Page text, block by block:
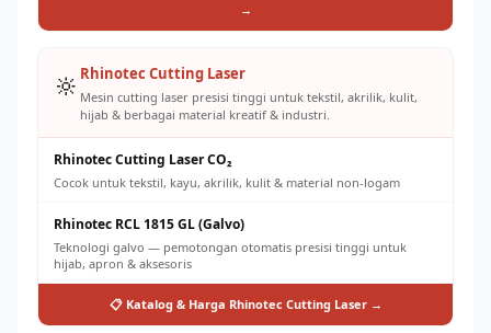
→
🔆 Rhinotec Cutting Laser
Mesin cutting laser presisi tinggi untuk tekstil, akrilik, kulit,
hijab & berbagai material kreatif & industri.
Rhinotec Cutting Laser CO₂
Cocok untuk tekstil, kayu, akrilik, kulit & material non-logam
Rhinotec RCL 1815 GL (Galvo)
Teknologi galvo — pemotongan otomatis presisi tinggi untuk
hijab, apron & aksesoris
📋 Katalog & Harga Rhinotec Cutting Laser →